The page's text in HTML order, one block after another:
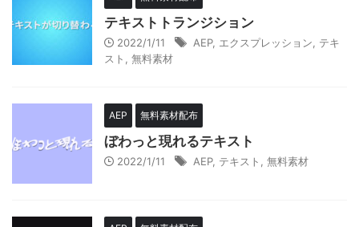
テキストトランジション
2022/1/11 AEP, エクスプレッション
テキ
スト
無料素材
AEP 無料素材配布
ぼわっと現れるテキスト
2022/1/11 AEP, テキスト 無料素材